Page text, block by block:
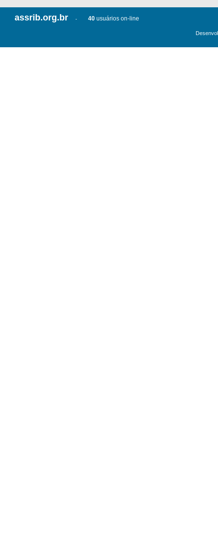
assrib.org.br - 40 usuários on-line